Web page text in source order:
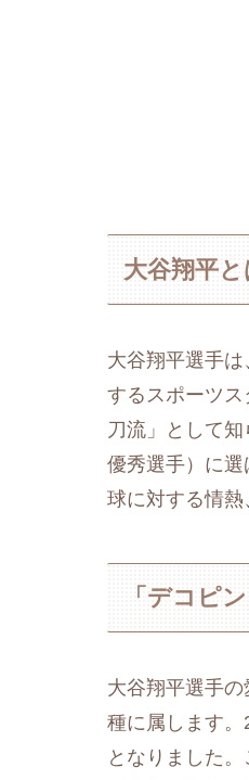
大谷翔平
大谷翔平選手
するスポーツ
刀流」として
優秀選手）に
球に対する情熱
「デコピ
大谷翔平選手
種に属します
となりました​。